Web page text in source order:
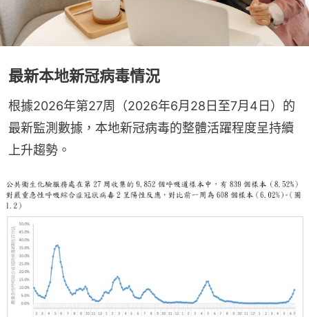
最新本地新冠病毒情況
根據2026年第27周（2026年6月28日至7月4日）的
最新監測數據，本地新冠病毒的整體活躍程度呈持續
上升趨勢。